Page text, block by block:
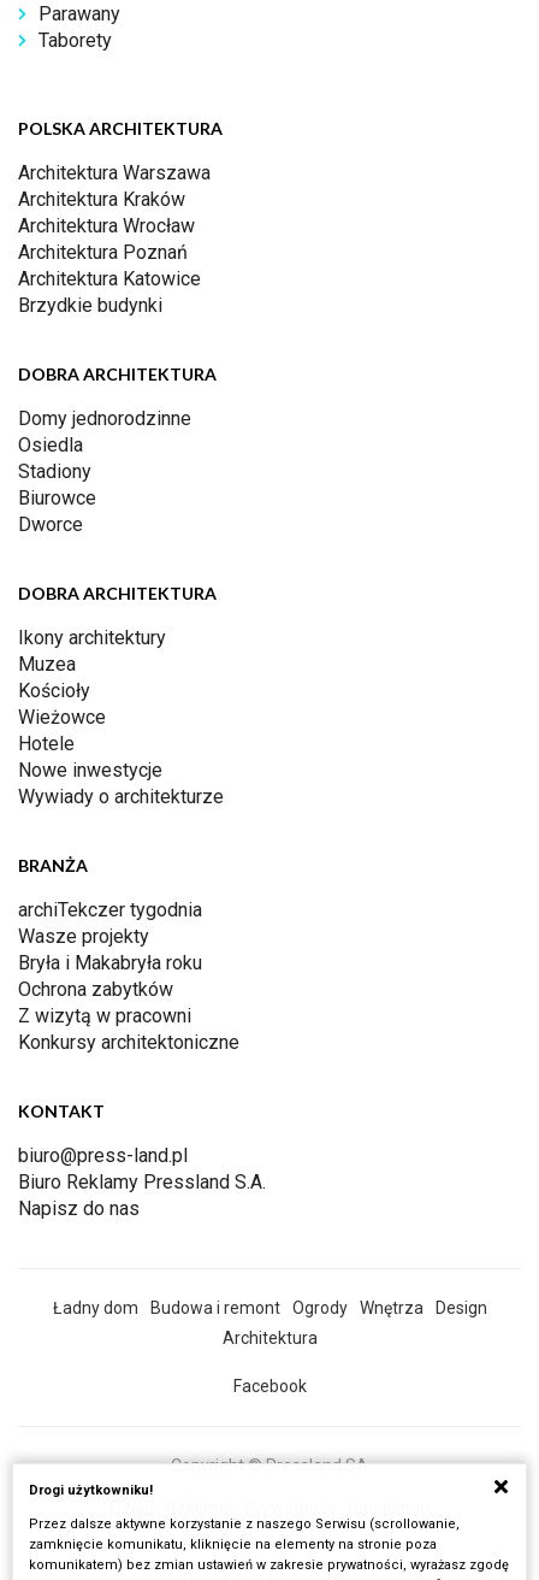
Parawany
Taborety
POLSKA ARCHITEKTURA
Architektura Warszawa
Architektura Kraków
Architektura Wrocław
Architektura Poznań
Architektura Katowice
Brzydkie budynki
DOBRA ARCHITEKTURA
Domy jednorodzinne
Osiedla
Stadiony
Biurowce
Dworce
DOBRA ARCHITEKTURA
Ikony architektury
Muzea
Kościoły
Wieżowce
Hotele
Nowe inwestycje
Wywiady o architekturze
BRANŻA
archiTekczer tygodnia
Wasze projekty
Bryła i Makabryła roku
Ochrona zabytków
Z wizytą w pracowni
Konkursy architektoniczne
KONTAKT
biuro@press-land.pl
Biuro Reklamy Pressland S.A.
Napisz do nas
Ładny dom Budowa i remont Ogrody Wnętrza
Design
Architektura
Facebook
Copyright © Pressland SA
Wszystkie artykuły
Drogi użytkowniku!
Przez dalsze aktywne korzystanie z naszego Serwisu (scrollowanie,
zamknięcie komunikatu, kliknięcie na elementy na stronie poza
komunikatem) bez zmian ustawień w zakresie prywatności, wyrażasz zgodę